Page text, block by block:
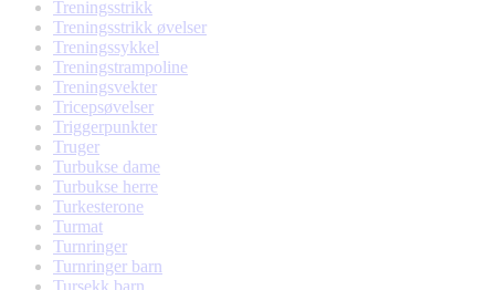
Treningsstrikk
Treningsstrikk øvelser
Treningssykkel
Treningstrampoline
Treningsvekter
Tricepsøvelser
Triggerpunkter
Truger
Turbukse dame
Turbukse herre
Turkesterone
Turmat
Turnringer
Turnringer barn
Tursekk barn